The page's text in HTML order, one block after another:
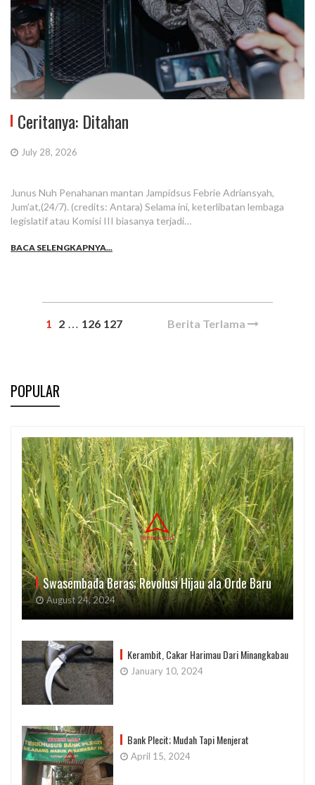
Ceritanya: Ditahan
July 28, 2026
Junus Nuh Penahanan mantan Jampidsus Febrie Adriansyah,
Jum’at,(24/7). (credits: Antara) Selama ini, keterlibatan lembaga
legislatif atau Komisi III biasanya terjadi…
BACA SELENGKAPNYA...
1 2 … 126 127 Berita Terlama
POPULAR
Swasembada Beras; Revolusi Hijau ala Orde Baru
August 24, 2024
Kerambit, Cakar Harimau Dari Minangkabau
January 10, 2024
Bank Plecit; Mudah Tapi Menjerat
April 15, 2024